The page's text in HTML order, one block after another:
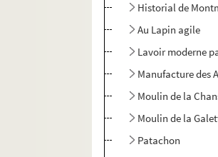
Historial de
Au Lapin agile
Lavoir moderne
Manufacture des
Moulin de la
Moulin de la
Patachon